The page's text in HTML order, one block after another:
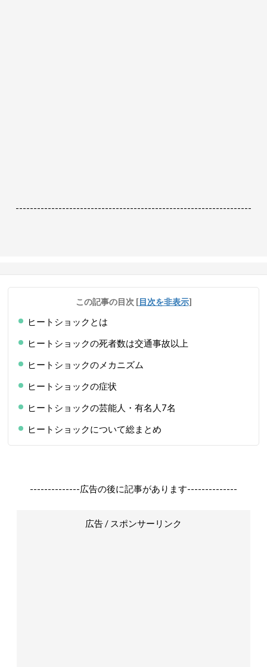
------------------------------------------------------------------
この記事の目次 [目次を非表示]
ヒートショックとは
ヒートショックの死者数は交通事故以上
ヒートショックのメカニズム
ヒートショックの症状
ヒートショックの芸能人・有名人7名
ヒートショックについて総まとめ
--------------広告の後に記事があります--------------
広告 / スポンサーリンク